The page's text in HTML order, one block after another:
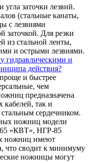
угла заточки лезвий.
(стальные канаты,
с лезвиями
заточкой. Для резки
из стальной ленты,
и острыми лезвиями.
гидравлическими и
действия?
и быстрее
чем
предназначена
так и
сердечником.
ножниц модели
«КВТ», НГР-85
ножниц имеют
что сводит к минимуму
ножницы могут